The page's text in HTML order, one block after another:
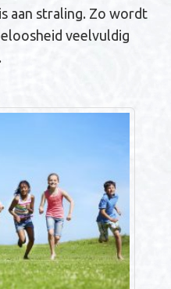
aan straling. Zo wordt
veelvuldig